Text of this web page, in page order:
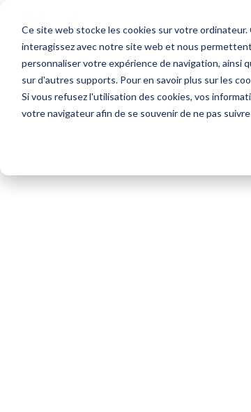
Ce site web stocke les cookies sur votre
interagissez avec notre site web et nous
personnaliser votre expérience de navigation, ainsi
sur d'autres supports. Pour en savoir plus sur les
Si vous refusez l'utilisation des cookies, vos
votre navigateur afin de se souvenir de ne pas